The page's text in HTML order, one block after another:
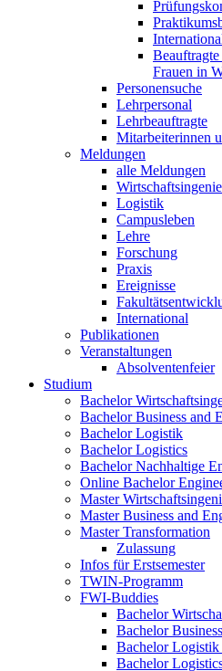
Frauen in
Personensuche
Lehrpersonal
Lehrbeauftragte
Mitarbeiterinnen
Meldungen
alle Meldungen
Logistik
Campusleben
Lehre
Forschung
Praxis
Ereignisse
International
Publikationen
Veranstaltungen
Absolventenfeier
Studium
Bachelor
Bachelor Business and
Bachelor Logistik
Bachelor Logistics
Bachelor Nachhaltige
Online Bachelor
Master
Master Business and
Master Transformation
Zulassung
Infos für Erstsemester
TWIN-Programm
FWI-Buddies
Bachelor
Bachelor
Bachelor
Bachelor